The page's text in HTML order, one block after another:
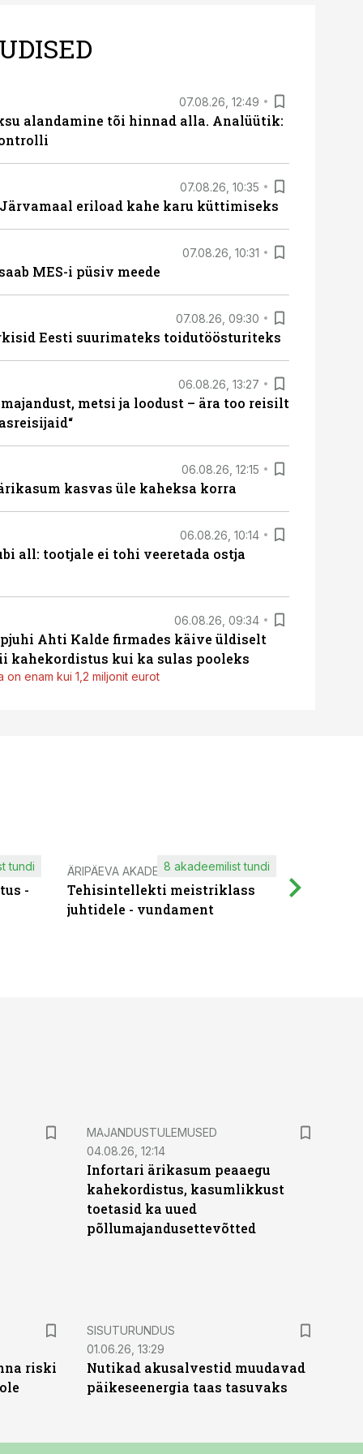
07.08.26, 12:49
alandamine tõi hinnad alla. Analüütik:
07.08.26, 10:35
eriload kahe karu küttimiseks
07.08.26, 10:31
MES-i püsiv meede
07.08.26, 09:30
Eesti suurimateks toidutöösturiteks
06.08.26, 13:27
metsi ja loodust – ära too reisilt
06.08.26, 12:15
kasvas üle kaheksa korra
06.08.26, 10:14
all: tootjale ei tohi veeretada ostja
06.08.26, 09:34
Ahti Kalde firmades käive üldiselt
kahekordistus kui ka sulas pooleks
on enam kui 1,2 miljonit eurot
-
tundi ÄRIPÄEVA AKADEEMIA
Tehisintellekti meistriklass
juhtidele - vundament
8 akadeemilist tundi
MAJANDUSTULEMUSED
04.08.26, 12:14
Infortari ärikasum peaaegu
kahekordistus, kasumlikkust
toetasid ka uued
põllumajandusettevõtted
riski
ST
SISUTURUNDUS
01.06.26, 13:29
Nutikad akusalvestid muudavad
päikeseenergia taas tasuvaks